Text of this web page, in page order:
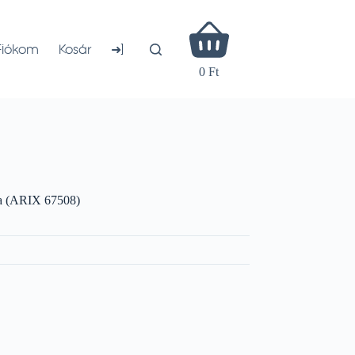
Kosár ➜]
Shopping
cart
0 Ft
(ARIX 67508)